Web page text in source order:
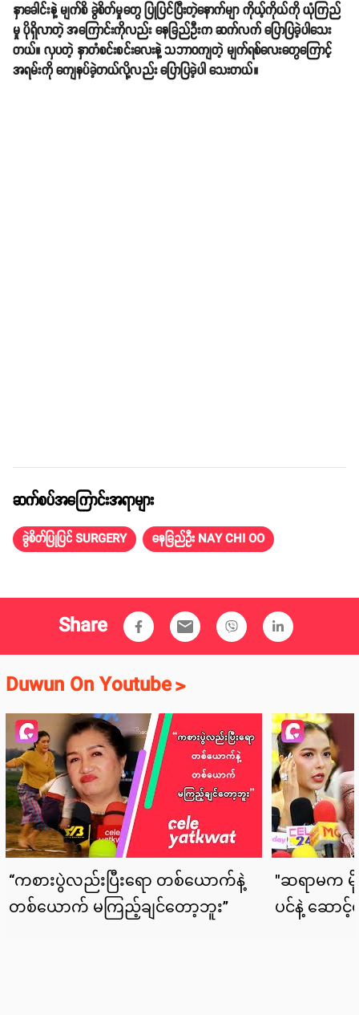
နှာခေါင်းနဲ့ မျက်စိ ခွဲစိတ်မှုတွေ ပြုပြင်ပြီးတဲ့နောက်မျာ ကိုယ့်ကိုယ်ကို ယုံကြည်
မှု ပိုရှိလာတဲ့ အကြောင်းကိုလည်း နေခြည်ဦးက ဆက်လက် ပြောပြခဲ့ပါသေး
တယ်။ လှပတဲ့ နှာတံစင်းစင်းလေးနဲ့ သဘာဝကျတဲ့ မျက်ရစ်လေးတွေကြောင့်
အရမ်းကို ကျေနပ်ခဲ့တယ်လို့လည်း ပြောပြခဲ့ပါ သေးတယ်။
ဆက်စပ်အကြောင်းအရာများ
ခွဲစိတ်ပြုပြင် SURGERY နေခြည်ဦး NAY CHI OO
Share email
Duwun On Youtube>